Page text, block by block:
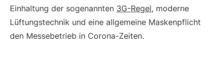
Einhaltung der sogenannten 3G-Regel, moderne
Lüftungstechnik und eine allgemeine Maskenpflicht
den Messebetrieb in Corona-Zeiten.